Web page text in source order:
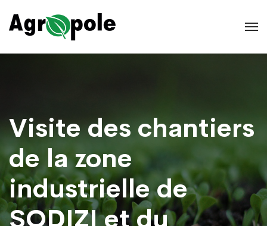
Visite des chantiers
de la zone
industrielle de
SODIZI et du